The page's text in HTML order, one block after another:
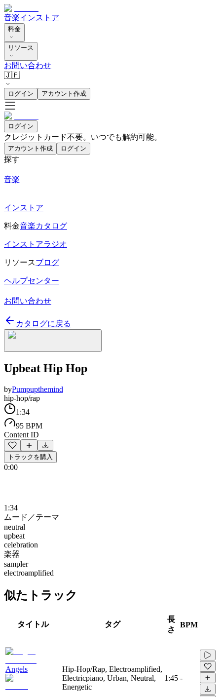
音楽インストア
料金
リソース
お問い合わせ
🇯🇵
ログイン アカウント作成
ログイン
クレジットカード不要。いつでも解約可能。
アカウント作成 ログイン
探す
音楽
インストア
料金音楽カタログ
インストアラジオ
リソースブログ
ヘルプセンター
お問い合わせ
カタログに戻る
Upbeat Hip Hop
byPumpupthemind
hip-hop/rap
1:34
95 BPM
Content ID
トラックを購入
0:00
1:34
ムード／テーマ
neutral
upbeat
celebration
楽器
sampler
electroamplified
似たトラック
タイトル タグ
長
さ
BPM
Angels
Hip-Hop/Rap, Electroamplified,
Electricpiano, Urban, Neutral,
Energetic
1:45 -